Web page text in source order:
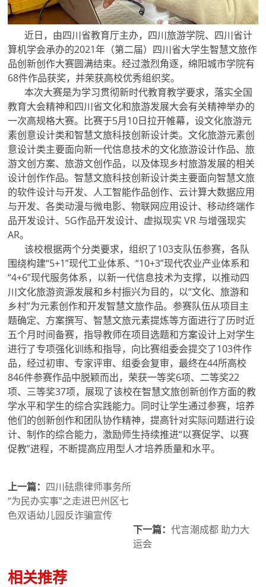
近日，由四川省教育厅主办，四川旅游学院、四川省计
算机学会承办的2021年（第二届）四川省大学生智慧文旅作
品创新创作大赛圆满结束。经过激烈角逐，绵阳城市学院有
68件作品获奖，并荣获高校优秀组织奖。
本次大赛是为学习贯彻新时代教育教学要求，落实全国
教育大会精神和四川省文化和旅游发展大会有关精神举办的
一次高规格大赛。比赛于5月10日拉开帷幕，设文化旅游元
素创意设计类和智慧文旅科技创新设计类。文化旅游元素创
意设计类主要面向新一代信息技术的文化旅游设计作品、旅
游文创方案、旅游文创作品，以及体现乡村旅游发展的相关
设计创作作品。智慧文旅科技创新设计类主要面向智慧文旅
的软件设计与开发、人工智能作品创作、云计算大数据应用
与开发、各类动漫与微电影、物联网应用设计、移动终端作
品开发设计、5G作品开发设计、虚拟现实 VR 与增强现实
AR。
该校根据两个分类要求，组织了103支队伍参赛，各队
围绕构建“5+1”现代工业体系、“10+3”现代农业产业体系和
“4+6”现代服务体系，以新一代信息技术为支撑，以推动四
川文化旅游资源发展和乡村振兴为目的，以“文化、旅游和
乡村”为元素创作和开发智慧文旅作品。参赛队伍从项目主
题确定、方案撰写、智慧文旅元素提炼等方面进行了历时近
五个月时间备赛，指导教师在项目选题和方案设计上对学生
进行了专项强化训练和指导，向比赛组委会提交了103件作
品，经过初审、专家评审、组委会复审，最终在44所高校
846件参赛作品中脱颖而出，荣获一等奖6项、二等奖22
项、三等奖37项，展现了该校在智慧文旅创新创作方面的教
学水平和学生的综合实践能力。同时让学生通过参赛，培养
他们的创新创作和团队协作精神，提高针对实际问题进行设
计、制作的综合能力，激励师生持续推进“以赛促学、以赛
促教”进程，不断提高应用型人才培养质量和水平。
上一篇： 四川砝鼎律师事务所
“为民办实事”之走进巴州区七
色双语幼儿园反诈骗宣传
下一篇： 代言潮成都 助力大
运会
相关推荐